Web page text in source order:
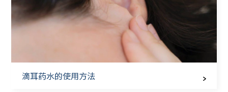
滴耳药水的使用方法